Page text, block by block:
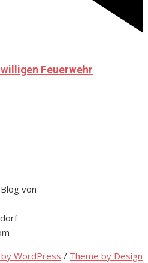
Feuerwehr
von
WordPress / Theme by Design